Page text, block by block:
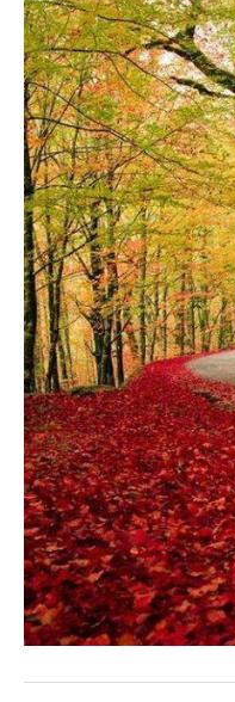
Italiano
German
English
Spanish
French
Italiano